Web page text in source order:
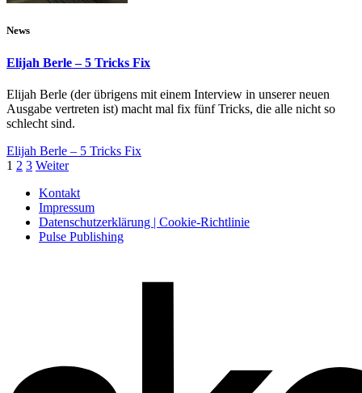
News
Elijah Berle – 5 Tricks Fix
Elijah Berle (der übrigens mit einem Interview in unserer neuen
Ausgabe vertreten ist) macht mal fix fünf Tricks, die alle nicht so
schlecht sind.
Elijah Berle – 5 Tricks Fix
1 2 3 Weiter
Kontakt
Impressum
Datenschutzerklärung | Cookie-Richtlinie
Pulse Publishing